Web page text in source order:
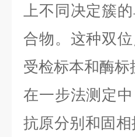
上不同决定簇
合物。这种双
受检标本和酶
在一步法测定
抗原分别和固